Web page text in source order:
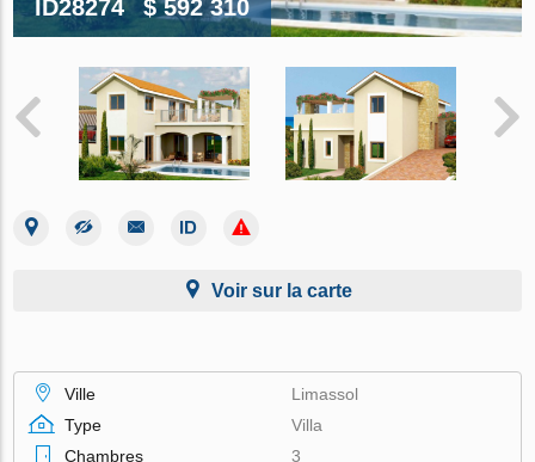
ID28274 $ 592 310
Voir sur la carte
Ville
Limassol
Type
Villa
Chambres
3